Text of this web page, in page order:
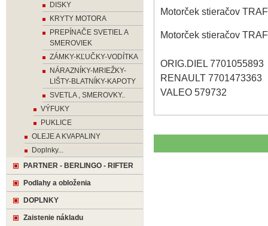
Motorček stieračov
Motorček stieračov
ORIG.DIEL 7701055893
RENAULT 7701473363
VALEO 579732
DISKY
KRYTY MOTORA
PREPÍNAČE SVETIEL A
SMEROVIEK
ZÁMKY-KĽUČKY-VODÍTKA
NÁRAZNÍKY-MRIEŽKY-
LIŠTY-BLATNÍKY-KAPOTY
SVETLA , SMEROVKY..
VÝFUKY
PUKLICE
OLEJE A KVAPALINY
Doplnky...
PARTNER - BERLINGO - RIFTER
Podlahy a obloženia
DOPLNKY
Zaistenie nákladu